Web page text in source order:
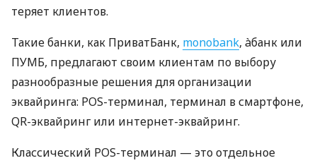
теряет клиентов.
Такие банки, как ПриватБанк, monobank, àбанк или
ПУМБ, предлагают своим клиентам по выбору
разнообразные решения для организации
эквайринга: POS-терминал, терминал в смартфоне,
QR-эквайринг или интернет-эквайринг.
Классический POS-терминал — это отдельное